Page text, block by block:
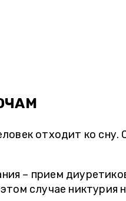
отходит ко
– прием
случае никтурия